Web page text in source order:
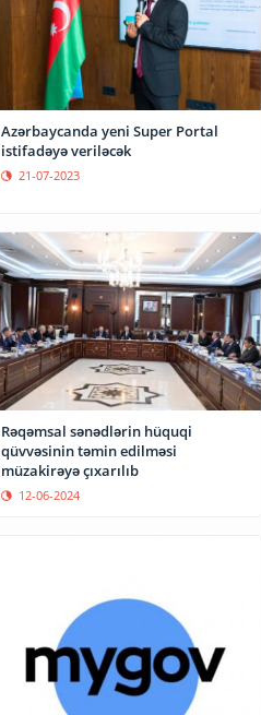
Azərbaycanda yeni Super Portal
istifadəyə veriləcək
21-07-2023
Rəqəmsal sənədlərin hüquqi
qüvvəsinin təmin edilməsi
müzakirəyə çıxarılıb
12-06-2024